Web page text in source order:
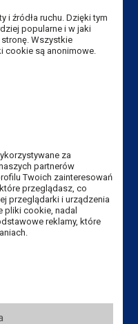
525 01 12
ig@ansleszno.pl
i źródła ruchu. Dzięki tym
popularne i w jaki
Wszystkie
cookie są anonimowe.
za
partnerów
Twoich zainteresowań
przeglądasz, co
przeglądarki i urządzenia
pliki cookie, nadal
reklamy, które